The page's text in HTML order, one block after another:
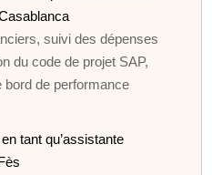
suivi des dépenses
du code de projet SAP,
bord de performance
tant qu’assistante